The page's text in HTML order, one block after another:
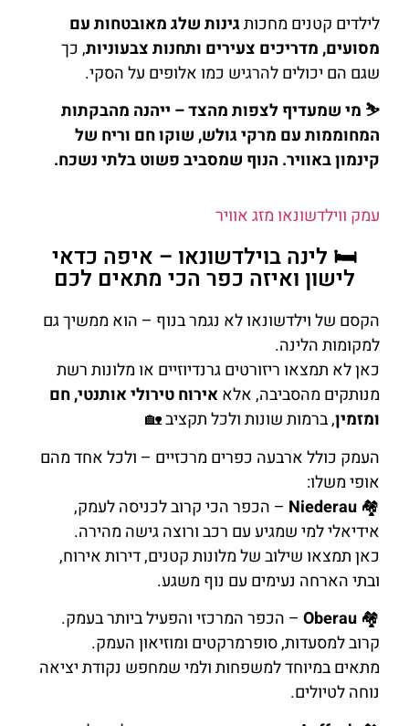
לילדים קטנים מחכותגינות שלג מאובטחות עם
מסועים, מדריכים צעירים ותחנות צבעוניות, כך
שגם הם יכולים להרגיש כמו אלופים על הסקי.
⛷️ מי שמעדיף לצפות מהצד – ייהנה מהבקתות
המחוממות עם מרקי גולש, שוקו חם וריח של
קינמון באוויר. הנוף שמסביב פשוט בלתי נשכח.
עמק ווילדשונאו מזג אוויר
🛏️ לינה בוילדשונאו – איפה כדאי
לישון ואיזה כפר הכי מתאים לכם
הקסם של וילדשונאו לא נגמר בנוף – הוא ממשיך גם
למקומות הלינה.
כאן לא תמצאו ריזורטים גרנדיוזיים או מלונות רשת
מנותקים מהסביבה, אלאאירוח טירולי אותנטי, חם
ומזמין, ברמות שונות ולכל תקציב 🏡
העמק כולל ארבעה כפרים מרכזיים – ולכל אחד מהם
אופי משלו:
🏘️
Niederau – הכפר הכי קרוב לכניסה לעמק,
אידיאלי למי שמגיע עם רכב ורוצה גישה מהירה.
כאן תמצאו שילוב של מלונות קטנים, דירות אירוח,
ובתי הארחה נעימים עם נוף משגע.
🏘️
Oberau – הכפר המרכזי והפעיל ביותר בעמק.
קרוב למסעדות, סופרמרקטים ומוזיאון העמק.
מתאים במיוחד למשפחות ולמי שמחפש נקודת יציאה
נוחה לטיולים.